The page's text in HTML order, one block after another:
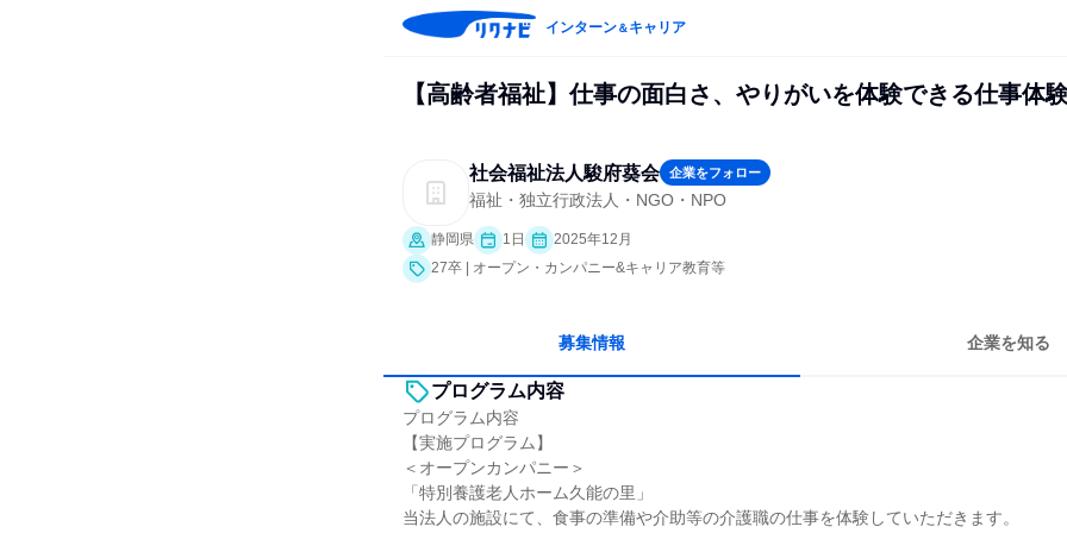
インターン＆キャリア
【高齢者福祉】仕事の面白さ、やりがいを体験できる仕事体
社会福祉法人駿府葵会 企業をフォロー
福祉・独立行政法人・NGO・NPO
静岡県 1日
2025年12月
27卒 | オープン・カンパニー&キャリア教育等
募集情報 企業を知る
プログラム内容
プログラム内容
【実施プログラム】
＜オープンカンパニー＞
「特別養護老人ホーム久能の里」
当法人の施設にて、食事の準備や介助等の介護職の仕事を体験していただきます。